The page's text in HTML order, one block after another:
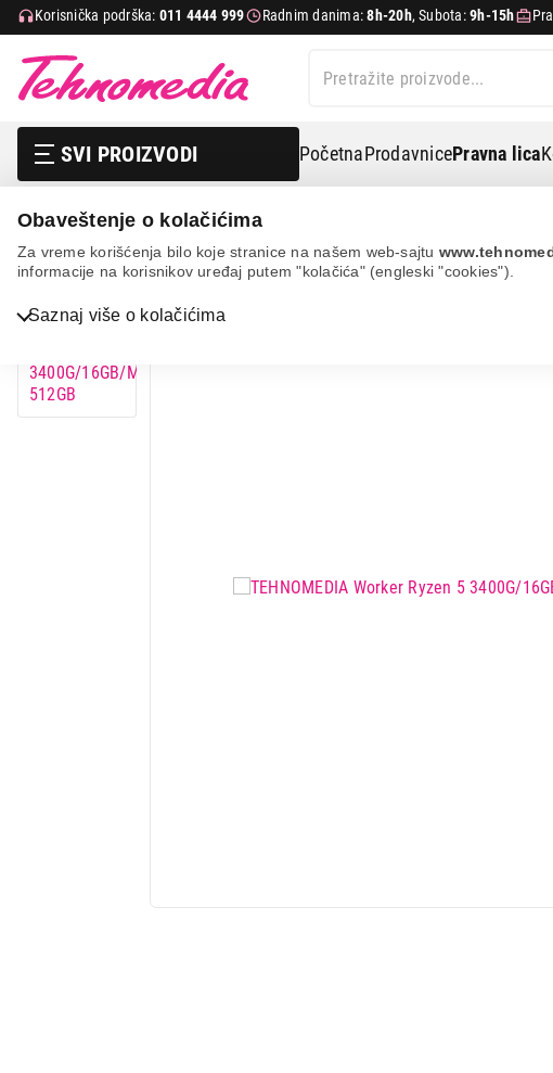
Obaveštenje o kolačićima
Za vreme korišćenja bilo koje stranice na našem web-sajtu
informacije na korisnikov uređaj putem "kolačića" (engleski "cookies").
Saznaj više o kolačićima
Korisnička podrška: 011 4444 999 Radnim danima:8h-20h, Subota:9h-15h
SVI PROIZVODI PočetnaProdavnicePravna lica
Bela tehnika
IT & Gaming
Nega tela, lepota i zdravlje
Tehnomedia worker ryzen 5 3400g/16gb/m.2 512gb